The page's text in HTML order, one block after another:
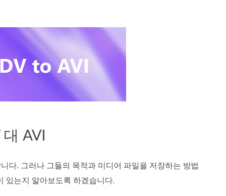
AVI
다. 그러나 그들의 목적과 미디어 파일을 저장하는 방법
있는지 알아보도록 하겠습니다.